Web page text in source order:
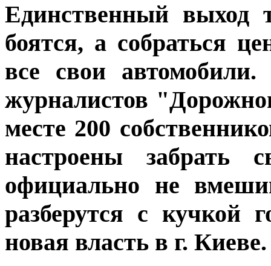
Единственный выход
боятся, а собраться
все свои
журналистов
месте 200
настроены забрать
официально не
разберутся с кучкой
новая власть в г. Киеве.